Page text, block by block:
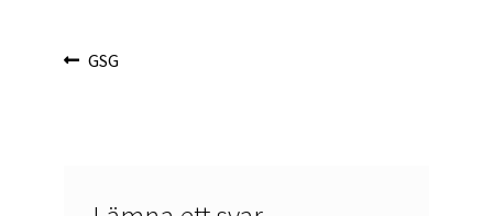
Inläggsnavigering
Föregående
GSG